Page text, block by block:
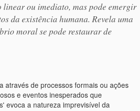
linear ou imediato, mas pode emergir
da existência humana. Revela uma
moral se pode restaurar de
através de processos formais ou ações
e eventos inesperados que
evoca a natureza imprevisível da